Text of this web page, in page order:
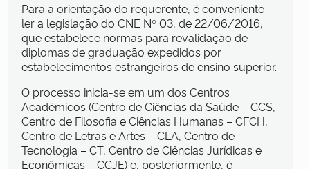
Para a orientação do requerente, é conveniente
ler a legislação do CNE Nº 03, de 22/06/2016,
que estabelece normas para revalidação de
diplomas de graduação expedidos por
estabelecimentos estrangeiros de ensino superior.
O processo inicia-se em um dos Centros
Acadêmicos (Centro de Ciências da Saúde – CCS,
Centro de Filosofia e Ciências Humanas – CFCH,
Centro de Letras e Artes – CLA, Centro de
Tecnologia – CT, Centro de Ciências Jurídicas e
Econômicas – CCJE) e, posteriormente, é